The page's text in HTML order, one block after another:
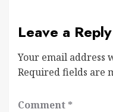
Leave a Reply
Your email address
Required fields are
Comment *